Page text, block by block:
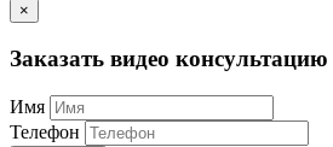
×
Заказать видео консультацию
Имя
Телефон